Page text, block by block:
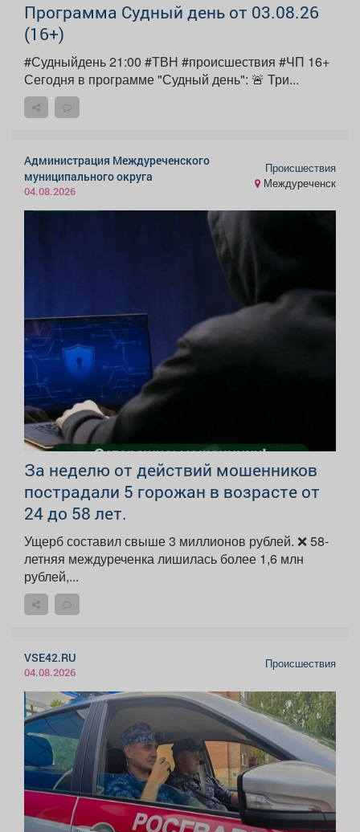
Программа Судный день от 03.08.26
(16+)
#Судныйдень 21:00 #ТВН #происшествия #ЧП 16+
Сегодня в программе "Судный день": 🚨 Три...
Администрация Междуреченского
муниципального округа
04.08.2026
Происшествия
Междуреченск
За неделю от действий мошенников
пострадали 5 горожан в возрасте от
24 до 58 лет.
Ущерб составил свыше 3 миллионов рублей. ❌ 58-
летняя междуреченка лишилась более 1,6 млн
рублей,...
VSE42.RU
04.08.2026
Происшествия